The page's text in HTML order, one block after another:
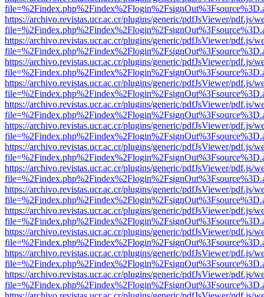
https://archivo.revistas.ucr.ac.cr/plugins/generic/pdfJsViewer/pdf.js/
https://archivo.revistas.ucr.ac.cr/plugins/generic/pdfJsViewer/pdf.js/
https://archivo.revistas.ucr.ac.cr/plugins/generic/pdfJsViewer/pdf.js/
https://archivo.revistas.ucr.ac.cr/plugins/generic/pdfJsViewer/pdf.js/
https://archivo.revistas.ucr.ac.cr/plugins/generic/pdfJsViewer/pdf.js/
https://archivo.revistas.ucr.ac.cr/plugins/generic/pdfJsViewer/pdf.js/
https://archivo.revistas.ucr.ac.cr/plugins/generic/pdfJsViewer/pdf.js/
https://archivo.revistas.ucr.ac.cr/plugins/generic/pdfJsViewer/pdf.js/
https://archivo.revistas.ucr.ac.cr/plugins/generic/pdfJsViewer/pdf.js/
https://archivo.revistas.ucr.ac.cr/plugins/generic/pdfJsViewer/pdf.js/
https://archivo.revistas.ucr.ac.cr/plugins/generic/pdfJsViewer/pdf.js/
https://archivo.revistas.ucr.ac.cr/plugins/generic/pdfJsViewer/pdf.js/
https://archivo.revistas.ucr.ac.cr/plugins/generic/pdfJsViewer/pdf.js/